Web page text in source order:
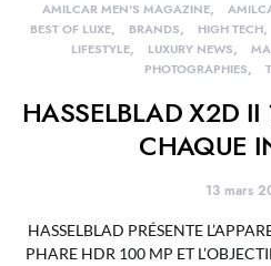
AMILCAR MEN'S MAGAZINE
BEST OF LUXE
BRANDS HIGH TECH
LIFESTYLE
LUXURY NEWS
PHOTOGRAPHIES
HASSELBLAD X2D II
CHAQUE
13 mars
HASSELBLAD PRÉSENTE
PHARE HDR 100 MP ET